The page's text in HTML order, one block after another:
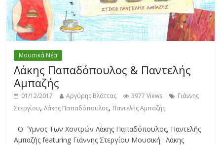
Μουσικά Νέα
Λάκης Παπαδόπουλος & Παντελής
Αμπαζής
01/12/2017 Αργύρης Βλάττας 3977 Views
Γιάννης
Στεργίου,Λάκης Παπαδόπουλος, Παντελής Αμπαζής
O Ύμνος Των Χοντρών Λάκης Παπαδόπουλος, Παντελής
Αμπαζής featuring Γιάννης Στεργίου Μουσική : Λάκης